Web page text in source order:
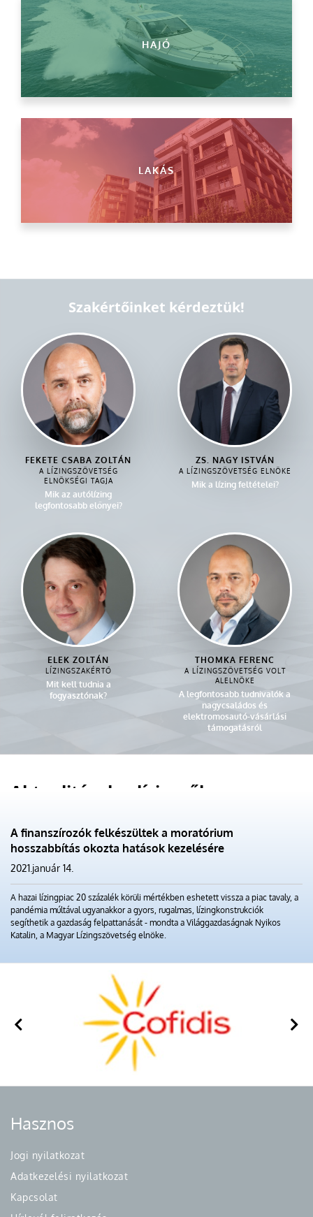
HAJÓ
LAKÁS
Szakértőinket kérdeztük!
FEKETE CSABA ZOLTÁN
A LÍZINGSZÖVETSÉG
ELNÖKSÉGI TAGJA
Mik az autólízing
legfontosabb előnyei?
ZS. NAGY ISTVÁN
A LÍZINGSZÖVETSÉG ELNÖKE
Mik a lízing feltételei?
ELEK ZOLTÁN
LÍZINGSZAKÉRTŐ
Mit kell tudnia a
fogyasztónak?
THOMKA FERENC
A LÍZINGSZÖVETSÉG VOLT
ALELNÖKE
A legfontosabb tudnivalók a
nagycsaládos és
elektromosautó-vásárlási
támogatásról
Aktualitások a lízingről
A finanszírozók felkészültek a moratórium
hosszabbítás okozta hatások kezelésére
2021.január 14.
A hazai lízingpiac 20 százalék körüli mértékben eshetett vissza a piac tavaly, a
pandémia múltával ugyanakkor a gyors, rugalmas, lízingkonstrukciók
segíthetik a gazdaság felpattanását - mondta a Világgazdaságnak Nyikos
Katalin, a Magyar Lízingszövetség elnöke.
Hasznos
Jogi nyilatkozat
Adatkezelési nyilatkozat
Kapcsolat